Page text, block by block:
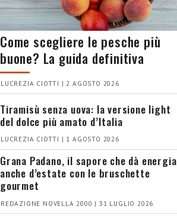
Come scegliere le pesche più
buone? La guida definitiva
LUCREZIA CIOTTI | 2 AGOSTO 2026
Tiramisù senza uova: la versione light
del dolce più amato d’Italia
LUCREZIA CIOTTI | 1 AGOSTO 2026
Grana Padano, il sapore che dà energia
anche d’estate con le bruschette
gourmet
REDAZIONE NOVELLA 2000 | 31 LUGLIO 2026